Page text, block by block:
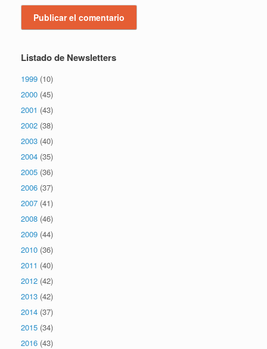
Listado de Newsletters
1999 (10)
2000 (45)
2001 (43)
2002 (38)
2003 (40)
2004 (35)
2005 (36)
2006 (37)
2007 (41)
2008 (46)
2009 (44)
2010 (36)
2011 (40)
2012 (42)
2013 (42)
2014 (37)
2015 (34)
2016 (43)